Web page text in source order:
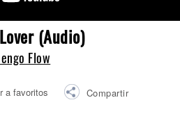
(Audio)
Flow
a favoritos Compartir